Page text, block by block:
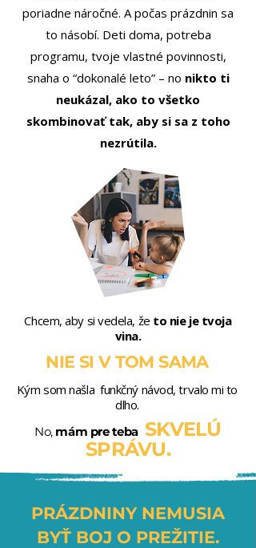
poriadne náročné. A počas prázdnin sa
to násobí. Deti doma, potreba
programu, tvoje vlastné povinnosti,
snaha o “dokonalé leto” – no nikto ti
neukázal, ako to všetko
skombinovať tak, aby si sa z toho
nezrútila.
Chcem, aby si vedela, že to nie je tvoja
vina.
NIE SI V TOM SAMA
Kým som našla funkčný návod, trvalo mi to
dlho.
No,mám pre teba SKVELÚ
SPRÁVU.
PRÁZDNINY NEMUSIA
BYŤ BOJ O PREŽITIE.